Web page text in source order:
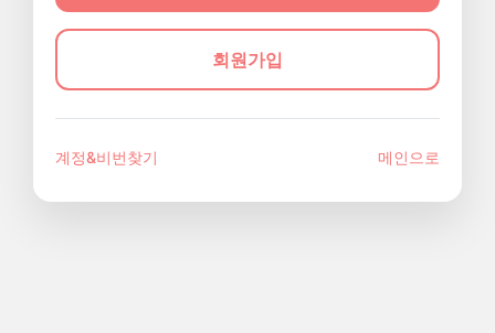
회원가입
계정&비번찾기 메인으로